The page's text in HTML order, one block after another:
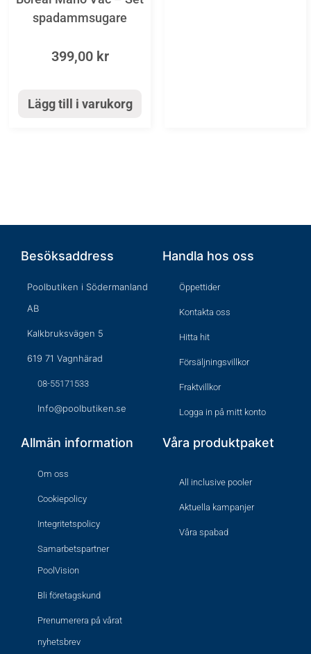
spadammsugare
399,00 kr
Lägg till i varukorg
Besöksaddress
Poolbutiken i Södermanland
AB
Kalkbruksvägen 5
619 71 Vagnhärad
08-55171533
Info@poolbutiken.se
Handla hos oss
Öppettider
Kontakta oss
Hitta hit
Försäljningsvillkor
Fraktvillkor
Logga in på mitt konto
Allmän information
Om oss
Cookiepolicy
Integritetspolicy
Samarbetspartner
PoolVision
Bli företagskund
Prenumerera på vårat
nyhetsbrev
Våra produktpaket
All inclusive pooler
Aktuella kampanjer
Våra spabad